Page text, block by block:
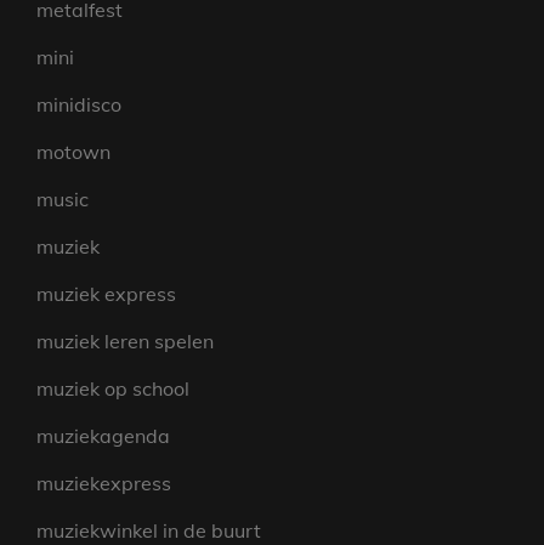
metalfest
mini
minidisco
motown
music
muziek
muziek express
muziek leren spelen
muziek op school
muziekagenda
muziekexpress
muziekwinkel in de buurt